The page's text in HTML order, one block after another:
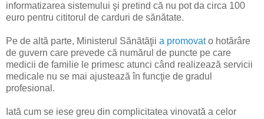
informatizarea sistemului şi pretind că nu pot da circa 100
euro pentru cititorul de carduri de sănătate.
Pe de altă parte, Ministerul Sănătăţii a promovato hotărâre
de guvern care prevede că numărul de puncte pe care
medicii de familie le primesc atunci când realizează servicii
medicale nu se mai ajustează în funcţie de gradul
profesional.
Iată cum se iese greu din complicitatea vinovată a celor